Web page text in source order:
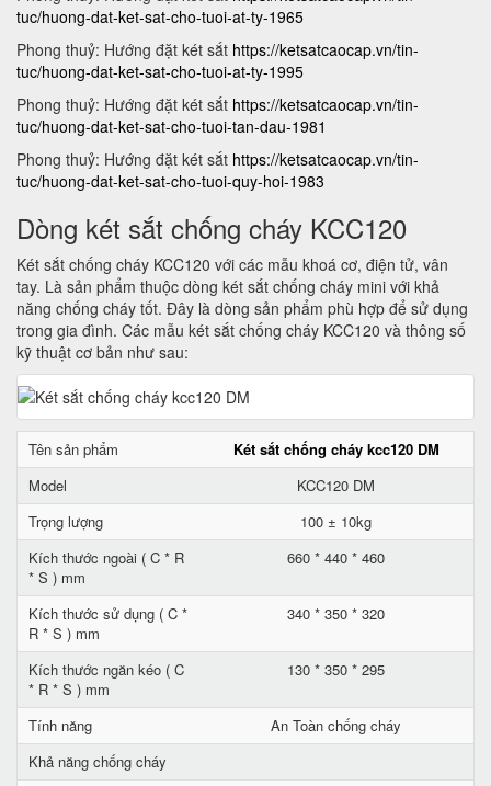
tuc/huong-dat-ket-sat-cho-tuoi-at-ty-1965
Phong thuỷ: Hướng đặt két sắt https://ketsatcaocap.vn/tin-
tuc/huong-dat-ket-sat-cho-tuoi-at-ty-1995
Phong thuỷ: Hướng đặt két sắt https://ketsatcaocap.vn/tin-
tuc/huong-dat-ket-sat-cho-tuoi-tan-dau-1981
Phong thuỷ: Hướng đặt két sắt https://ketsatcaocap.vn/tin-
tuc/huong-dat-ket-sat-cho-tuoi-quy-hoi-1983
Dòng két sắt chống cháy KCC120
Két sắt chống cháy KCC120 với các mẫu khoá cơ, điện tử, vân
tay. Là sản phẩm thuộc dòng két sắt chống cháy mini với khả
năng chống cháy tốt. Đây là dòng sản phẩm phù hợp để sử dụng
trong gia đình. Các mẫu két sắt chống cháy KCC120 và thông số
kỹ thuật cơ bản như sau:
Tên sản phẩm
Két sắt chống cháy kcc120 DM
Model
KCC120 DM
Trọng lượng
100 ± 10kg
Kích thước ngoài ( C * R
* S ) mm
660 * 440 * 460
Kích thước sử dụng ( C *
R * S ) mm
340 * 350 * 320
Kích thước ngăn kéo ( C
* R * S ) mm
130 * 350 * 295
Tính năng
An Toàn chống cháy
Khả năng chống cháy